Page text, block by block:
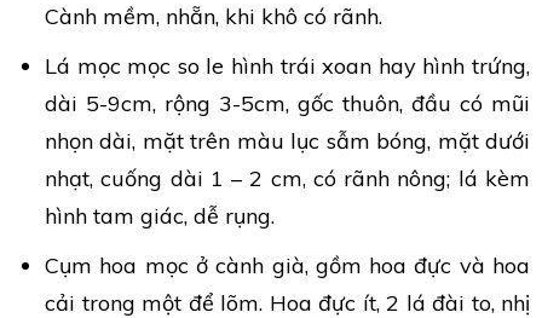
Cành mềm, nhẵn, khi khô có rãnh.
Lá mọc mọc so le hình trái xoan hay hình trứng,
dài 5-9cm, rộng 3-5cm, gốc thuôn, đầu có mũi
nhọn dài, mặt trên màu lục sẫm bóng, mặt dưới
nhạt, cuống dài 1 – 2 cm, có rãnh nông; lá kèm
hình tam giác, dễ rụng.
Cụm hoa mọc ở cành già, gồm hoa đực và hoa
cải trong một để lõm. Hoa đực ít, 2 lá đài to, nhị